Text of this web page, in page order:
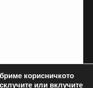
корисничкото
или вклучите